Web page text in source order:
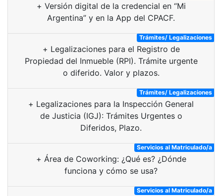
+ Versión digital de la credencial en “Mi
Argentina” y en la App del CPACF.
+ Legalizaciones para el Registro de
Propiedad del Inmueble (RPI). Trámite urgente
o diferido. Valor y plazos.
Trámites/ Legalizaciones
+ Legalizaciones para la Inspección General
de Justicia (IGJ): Trámites Urgentes o
Diferidos, Plazo.
Trámites/ Legalizaciones
+ Área de Coworking: ¿Qué es? ¿Dónde
funciona y cómo se usa?
Servicios al Matriculado/a
Servicios al Matriculado/a